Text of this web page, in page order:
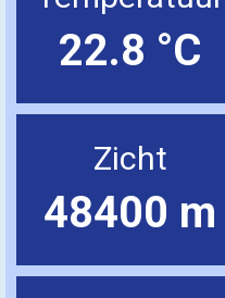
22.8 °C
Zicht
48400 m